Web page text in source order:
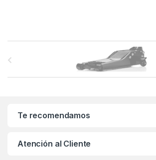
Te recomendamos
Atención al Cliente